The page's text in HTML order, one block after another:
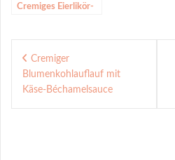
Cremiges Eierlikör-
Beitragsnavigation
Cremiger
Blumenkohlauflauf mit
Käse-Béchamelsauce